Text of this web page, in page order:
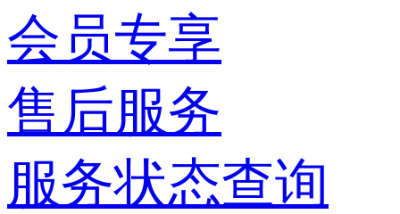
会员专享
售后服务
服务状态查询